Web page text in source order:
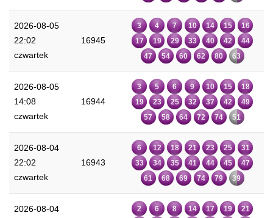
2026-08-05
22:02
czwartek
16945
3 4 7 10 14 15
16
17
19 29 33 40 42
44
47
54 60 62 80 63
2026-08-05
14:08
czwartek
16944
3 5 6 9 10 15
18
19
23 25 32 37 42
49
57
58 64 72 74 51
2026-08-04
22:02
czwartek
16943
6 12 18 21 23 25
31
33
34 35 41 44 45
47
61
68 69 74 79 39
2026-08-04
2 6 8 14 17 19
21